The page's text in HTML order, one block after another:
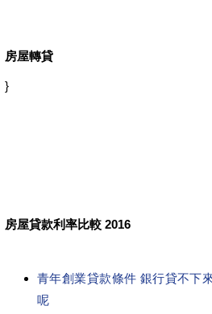
房屋轉貸
}
房屋貸款利率比較 2016
青年創業貸款條件 銀行貸不下
呢